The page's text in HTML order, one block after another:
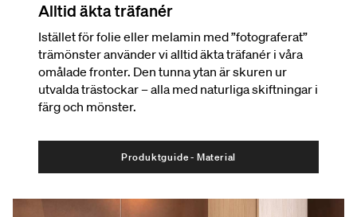
Alltid äkta träfanér
Istället för folie eller melamin med ”fotograferat”
trämönster använder vi alltid äkta träfanér i våra
omålade fronter. Den tunna ytan är skuren ur
utvalda trästockar – alla med naturliga skiftningar i
färg och mönster.
Produktguide - Material